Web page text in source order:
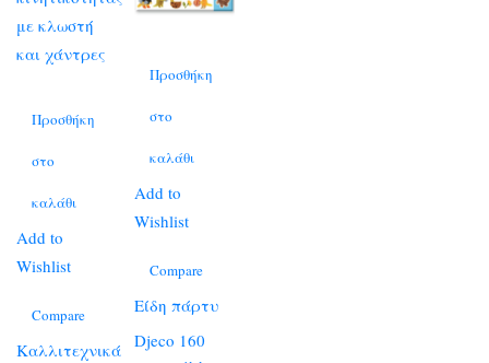
Προσθήκη
στο
καλάθι
Add to
Wishlist
Compare
Καλλιτεχνικά
Προσθήκη
στο
καλάθι
Add to
Wishlist
Compare
Είδη πάρτυ
Djeco 160